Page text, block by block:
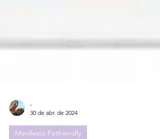
30 de abr. de 2024